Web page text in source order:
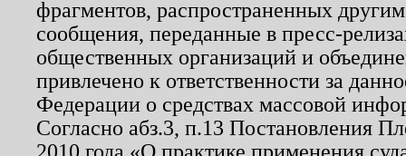
фрагментов, распространенных
сообщения, переданные в пресс-
общественных организаций и
привлечено к ответственности за
Федерации о средствах массовой
Согласно абз.3, п.13 Постановления
2010 года «О практике применения